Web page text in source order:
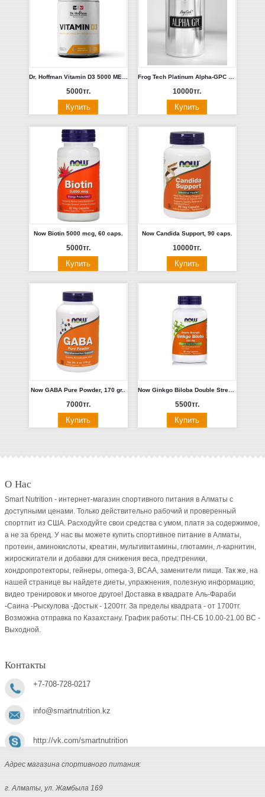
5000тг. 10000тг.
Now Biotin 5000 mcg, 60 caps.
5000тг.
Now Candida Support, 90 caps.
10000тг.
Now GABA Pure Powder, 170 gr..
7000тг.
Now Ginkgo Biloba Double Strength 120 mg 50 caps.
5500тг.
О Нас
Smart Nutrition - интернет-магазин спортивного питания в Алматы с
доступными ценами. Только действительно рабочий и проверенный
спортпит из США. Расходуйте свои средства с умом, платя за содержимое,
а не за бренд. У нас вы можете купить спортивное питание в Алматы,
протеин, аминокислоты, креатин, мультивитамины, глютамин, л-карнитин,
жиросжигатели и добавки для снижения веса, предтреники,
хондропротекторы, гейнеры, omega-3, BCAA, заменители пищи. Так же, на
нашей странице вы найдете диеты, упражнения, полезную информацию,
видео тренировок и многое другое! Доставка в квадрате Аль-Фараби
-Саина -Рыскулова -Достык - 1200тг. За пределы квадрата - от 1700тг.
Возможна отправка по Казахстану. График работы: ПН-СБ 10.00-21.00 ВC -
Выходной.
Контакты
+7-708-728-0217
info@smartnutrition.kz
http://vk.com/smartnutrition
Адрес магазина спортивного питания:
г. Алматы, ул. Жамбыла 169